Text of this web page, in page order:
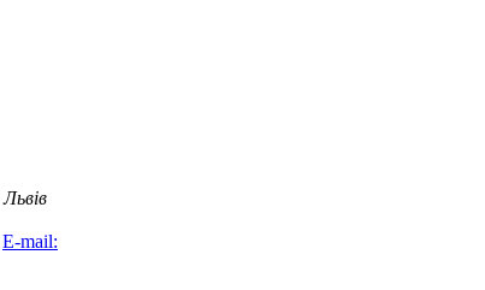
Львів
E-mail: